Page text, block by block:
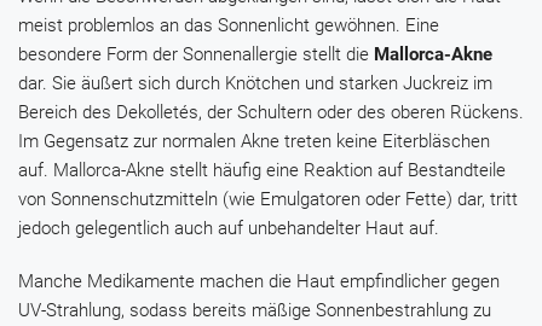
meist problemlos an das Sonnenlicht gewöhnen. Eine
besondere Form der Sonnenallergie stellt die Mallorca-Akne
dar. Sie äußert sich durch Knötchen und starken Juckreiz im
Bereich des Dekolletés, der Schultern oder des oberen Rückens.
Im Gegensatz zur normalen Akne treten keine Eiterbläschen
auf. Mallorca-Akne stellt häufig eine Reaktion auf Bestandteile
von Sonnenschutzmitteln (wie Emulgatoren oder Fette) dar, tritt
jedoch gelegentlich auch auf unbehandelter Haut auf.
Manche Medikamente machen die Haut empfindlicher gegen
UV-Strahlung, sodass bereits mäßige Sonnenbestrahlung zu